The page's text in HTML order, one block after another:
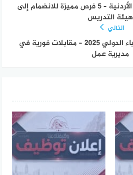
وظائف جامعة الزيتونة الأردنية – 5 فرص مميزة للانضمام إلى
هيئة التدريس
التالي
وظائف مطار الملكة علياء الدولي 2025 – مقابلات فورية في
مديرية عمل